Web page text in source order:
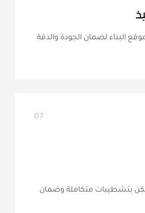
البناء لضمان الجودة والدقة
07
بتشطيبات متكاملة وضمان